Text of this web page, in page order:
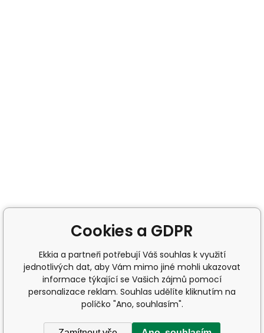
Cookies a GDPR
Ekkia a partneři potřebují Váš souhlas k využití
jednotlivých dat, aby Vám mimo jiné mohli ukazovat
informace týkající se Vašich zájmů pomocí
personalizace reklam. Souhlas udělíte kliknutím na
políčko "Ano, souhlasím".